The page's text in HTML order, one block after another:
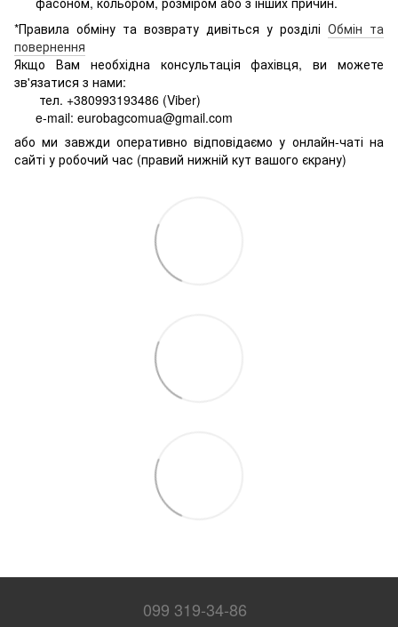
*Правила обміну та возврату дивіться у розділі Обмін та
повернення
Якщо Вам необхідна консультація фахівця, ви можете
зв'язатися з нами:
тел. +380993193486 (Viber)
e-mail: eurobagcomua@gmail.com
або ми завжди оперативно відповідаємо у онлайн-чаті на
сайті у робочий час (правий нижній кут вашого єкрану)
099 319-34-86